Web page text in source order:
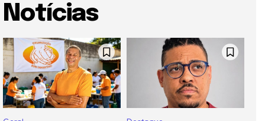
Notícias